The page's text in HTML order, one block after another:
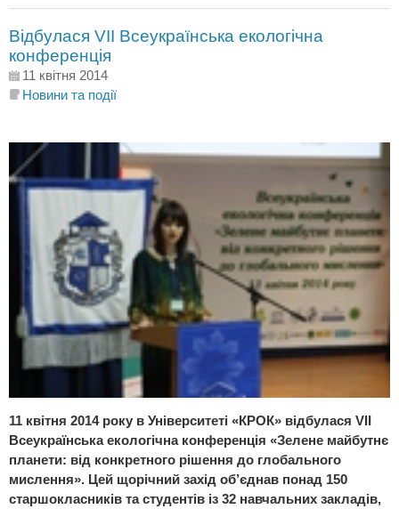
Відбулася VІI Всеукраїнська екологічна
конференція
11 квітня 2014
Новини та події
11 квітня 2014 року в Університеті «КРОК» відбулася VІI
Всеукраїнська екологічна конференція «Зелене майбутнє
планети: від конкретного рішення до глобального
мислення». Цей щорічний захід об’єднав понад 150
старшокласників та студентів із 32 навчальних закладів,